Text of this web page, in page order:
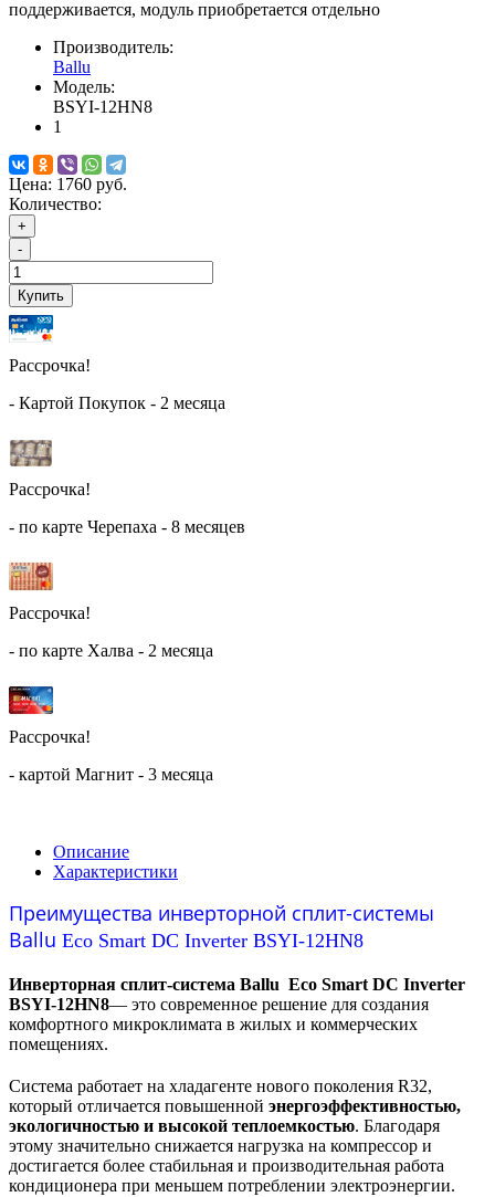
поддерживается, модуль приобретается отдельно
Производитель:
Ballu
Модель:
BSYI-12HN8
1
Цена: 1760 руб.
Количество:
+
-
Купить
Рассрочка!
- Картой Покупок - 2 месяца
Рассрочка!
- по карте Черепаха - 8 месяцев
Рассрочка!
- по карте Халва - 2 месяца
Рассрочка!
- картой Магнит - 3 месяца
Описание
Характеристики
Преимущества инверторной сплит-системы
Ballu Eco Smart DC Inverter BSYI-12HN8
Инверторная сплит-система Ballu Eco Smart DC Inverter
BSYI-12HN8— это современное решение для создания
комфортного микроклимата в жилых и коммерческих
помещениях.
Система работает на хладагенте нового поколения R32,
который отличается повышенной энергоэффективностью,
экологичностью и высокой теплоемкостью. Благодаря
этому значительно снижается нагрузка на компрессор и
достигается более стабильная и производительная работа
кондиционера при меньшем потреблении электроэнергии.